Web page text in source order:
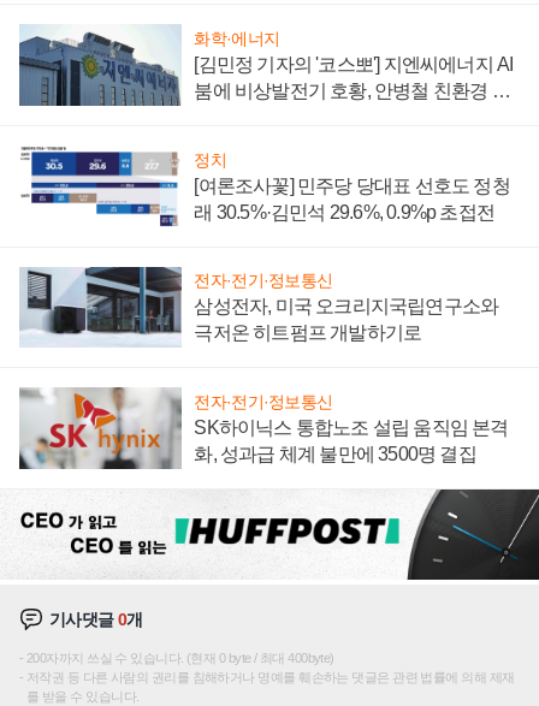
화학·에너지
[김민정 기자의 '코스뽀'] 지엔씨에너지 AI
붐에 비상발전기 호황, 안병철 친환경 에
정치
[여론조사꽃] 민주당 당대표 선호도 정청
래 30.5%·김민석 29.6%, 0.9%p 초접전
전자·전기·정보통신
삼성전자, 미국 오크리지국립연구소와
극저온 히트펌프 개발하기로
전자·전기·정보통신
SK하이닉스 통합노조 설립 움직임 본격
화, 성과급 체계 불만에 3500명 결집
기사댓글0개
200자까지 쓰실 수 있습니다. (현재 0 byte / 최대 400byte)
저작권 등 다른 사람의 권리를 침해하거나 명예를 훼손하는 댓글은 관련 법률에 의해 제재
를 받을 수 있습니다.